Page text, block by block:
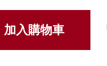
加入購物車